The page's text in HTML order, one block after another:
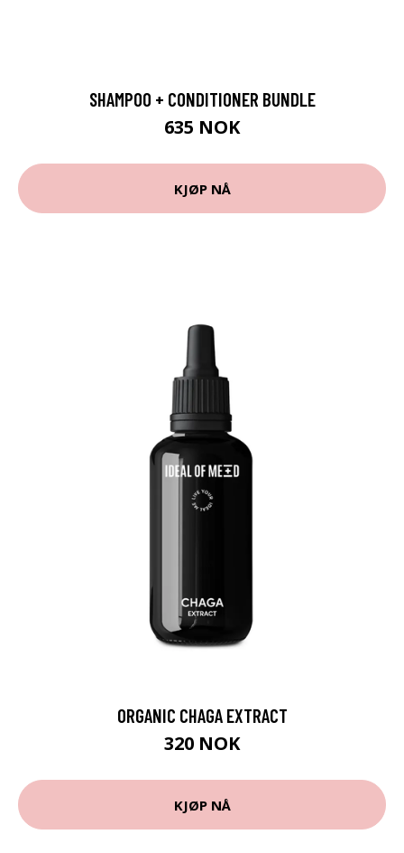
SHAMPOO + CONDITIONER BUNDLE
635 NOK
KJØP NÅ
ORGANIC CHAGA EXTRACT
320 NOK
KJØP NÅ